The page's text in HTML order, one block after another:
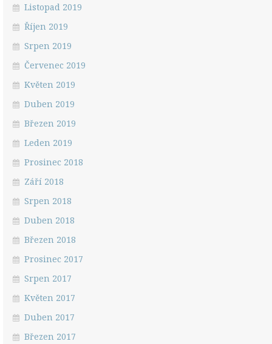
Listopad 2019
Říjen 2019
Srpen 2019
Červenec 2019
Květen 2019
Duben 2019
Březen 2019
Leden 2019
Prosinec 2018
Září 2018
Srpen 2018
Duben 2018
Březen 2018
Prosinec 2017
Srpen 2017
Květen 2017
Duben 2017
Březen 2017